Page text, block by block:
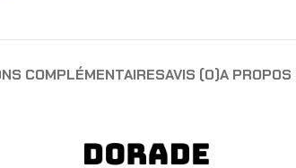
COMPLÉMENTAIRESAVIS (0)A PROPOS